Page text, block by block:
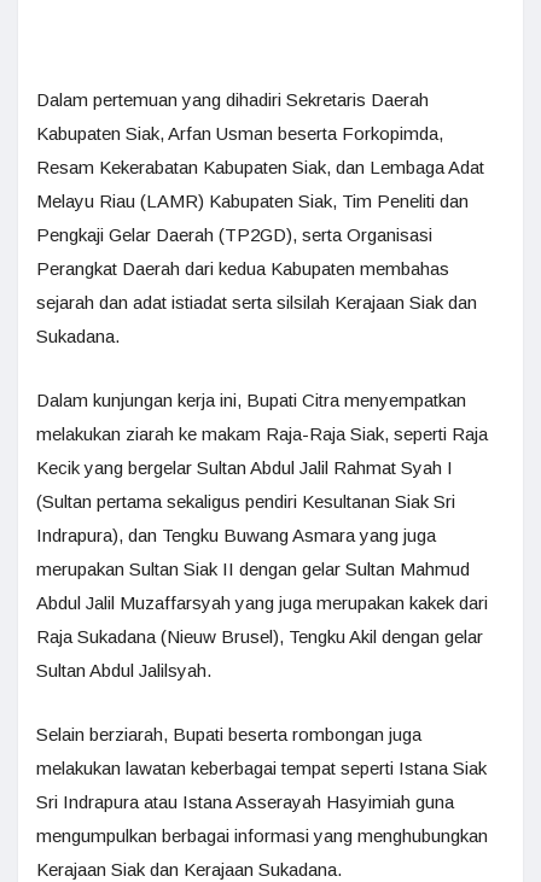
Dalam pertemuan yang dihadiri Sekretaris Daerah
Kabupaten Siak, Arfan Usman beserta Forkopimda,
Resam Kekerabatan Kabupaten Siak, dan Lembaga Adat
Melayu Riau (LAMR) Kabupaten Siak, Tim Peneliti dan
Pengkaji Gelar Daerah (TP2GD), serta Organisasi
Perangkat Daerah dari kedua Kabupaten membahas
sejarah dan adat istiadat serta silsilah Kerajaan Siak dan
Sukadana.
Dalam kunjungan kerja ini, Bupati Citra menyempatkan
melakukan ziarah ke makam Raja-Raja Siak, seperti Raja
Kecik yang bergelar Sultan Abdul Jalil Rahmat Syah I
(Sultan pertama sekaligus pendiri Kesultanan Siak Sri
Indrapura), dan Tengku Buwang Asmara yang juga
merupakan Sultan Siak II dengan gelar Sultan Mahmud
Abdul Jalil Muzaffarsyah yang juga merupakan kakek dari
Raja Sukadana (Nieuw Brusel), Tengku Akil dengan gelar
Sultan Abdul Jalilsyah.
Selain berziarah, Bupati beserta rombongan juga
melakukan lawatan keberbagai tempat seperti Istana Siak
Sri Indrapura atau Istana Asserayah Hasyimiah guna
mengumpulkan berbagai informasi yang menghubungkan
Kerajaan Siak dan Kerajaan Sukadana.